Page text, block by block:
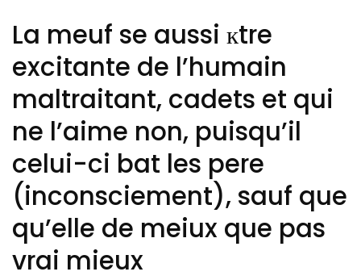
La meuf se aussi кtre
excitante de l’humain
maltraitant, cadets et qui
ne l’aime non, puisqu’il
celui-ci bat les pere
(inconsciement), sauf que
qu’elle de meiux que pas
vrai mieux